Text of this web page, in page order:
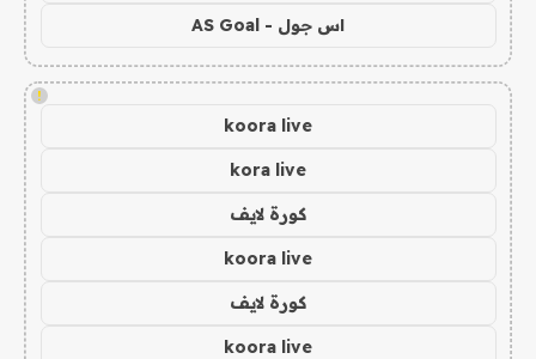
اس جول - AS Goal
!
koora live
kora live
كورة لايف
koora live
كورة لايف
koora live